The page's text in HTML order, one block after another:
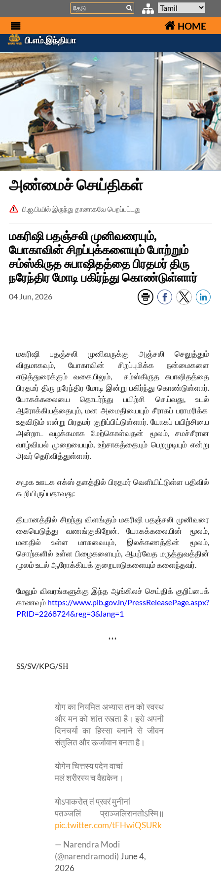
Search
HOME
பி.எம்.இந்தியா
அண்மைச் செய்திகள்
பி.ஐ.பி.யில் இருந்து தானாகவே பெறப்பட்டது
மகரிஷி பதஞ்சலி முனிவரையும்,
யோகாவின் சிறப்புக்களையும் போற்றும்
சம்ஸ்கிருத சுபாஷிதத்தை பிரதமர் திரு
நரேந்திர மோடி பகிர்ந்து கொண்டுள்ளார்
04 Jun, 2026
மகரிஷி பதஞ்சலி முனிவருக்கு அஞ்சலி செலுத்தும்
விதமாகவும், யோகாவின் சிறப்புமிக்க நன்மைகளை
எடுத்துரைக்கும் வகையிலும், சம்ஸ்கிருத சுபாஷிதத்தை
பிரதமர் திரு நரேந்திர மோடி இன்று பகிர்ந்து கொண்டுள்ளார்.
யோகக்கலையை தொடர்ந்து பயிற்சி செய்வது, உடல்
ஆரோக்கியத்தையும், மன அமைதியையும் சீராகப் பராமரிக்க
உதவிடும் என்று பிரதமர் குறிப்பிட்டுள்ளார். யோகப் பயிற்சியை
அன்றாட வழக்கமாக மேற்கொள்வதன் மூலம், சமச்சீரான
வாழ்வியல் முறையையும், உற்சாகத்தையும் பெறமுடியும் என்று
அவர் தெரிவித்துள்ளார்.
சமூக ஊடக எக்ஸ் தளத்தில் பிரதமர் வெளியிட்டுள்ள பதிவில்
கூறியிருப்பதாவது:
தியானத்தில் சிறந்து விளங்கும் மகரிஷி பதஞ்சலி முனிவரை
கையெடுத்து வணங்குகிறேன். யோகக்கலையின் மூலம்,
மனதில் உள்ள மாசுவையும், இலக்கணத்தின் மூலம்,
சொற்களில் உள்ள பிழைகளையும், ஆயுர்வேத மருத்துவத்தின்
மூலம் உடல் ஆரோக்கியக் குறைபாடுகளையும் களைந்தவர்.
மேலும் விவரங்களுக்கு இந்த ஆங்கிலச் செய்திக் குறிப்பைக்
காணவும் https://www.pib.gov.in/PressReleasePage.aspx?
PRID=2268724&reg=3&lang=1
***
SS/SV/KPG/SH
योग का नियमित अभ्यास तन को स्वस्थ
और मन को शांत रखता है। इसे अपनी
दिनचर्या का हिस्सा बनाने से जीवन
संतुलित और ऊर्जावान बनता है।
योगेन चित्तस्य पदेन वाचां
मलं शरीरस्य च वैद्यकेन।
योऽपाकरोत् तं प्रवरं मुनीनां
पतञ्जलिं प्राञ्जलिरानतोऽस्मि॥
pic.twitter.com/tFHwiQSURk
— Narendra Modi
(@narendramodi) June 4,
2026